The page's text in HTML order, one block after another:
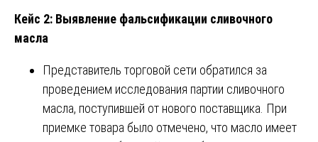
Кейс 2: Выявление фальсификации сливочного
масла
Представитель торговой сети обратился за
проведением исследования партии сливочного
масла, поступившей от нового поставщика. При
приемке товара было отмечено, что масло имеет